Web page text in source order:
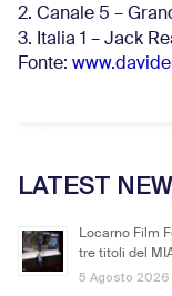
2. Canale 5 –
3. Italia 1 – Jack
Fonte:
LATEST
Locarno Film
tre titoli del
5 Agosto 2026